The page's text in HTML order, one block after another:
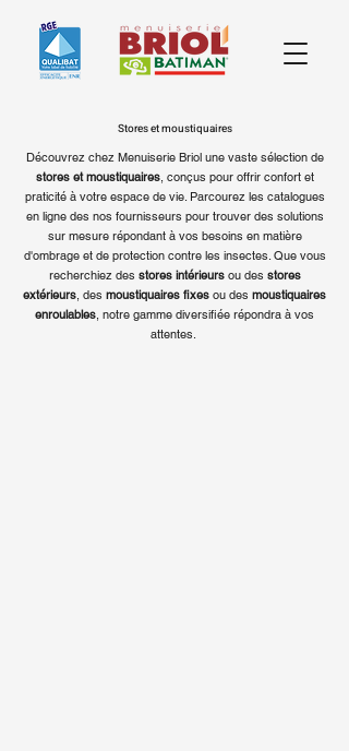
Stores et moustiquaires
Découvrez chez Menuiserie Briol une vaste sélection de
stores et moustiquaires, conçus pour offrir confort et
praticité à votre espace de vie. Parcourez les catalogues
en ligne des nos fournisseurs pour trouver des solutions
sur mesure répondant à vos besoins en matière
d'ombrage et de protection contre les insectes. Que vous
recherchiez des stores intérieursou des stores
extérieurs, des moustiquaires fixes ou des moustiquaires
enroulables, notre gamme diversifiée répondra à vos
attentes.